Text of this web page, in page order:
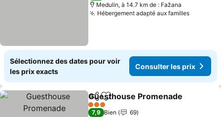
Medulin, à 14.7 km de : Fažana
Hébergement adapté aux familles
Sélectionnez des dates pour voir
les prix exacts
Consulter les prix
PartagerAjouter à mes favoris
Guesthouse Promenade
3 Étoiles
7,9 Bien
69